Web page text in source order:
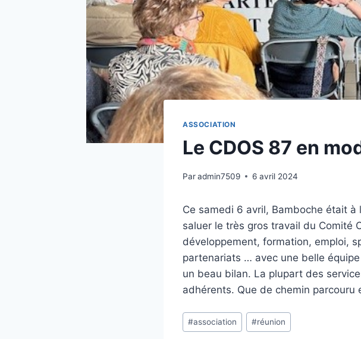
ASSOCIATION
Le CDOS 87 en
Paradmin7509 6 avril 2024
Ce samedi 6 avril, Bamboche était à
saluer le très gros travail du Comité
développement, formation, emploi,
partenariats … avec une belle
un beau bilan. La plupart des
adhérents. Que de chemin parcouru
Étiquettes
de
#association #réunion